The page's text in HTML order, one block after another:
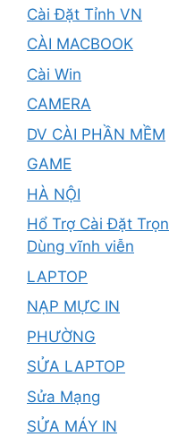
Cài Đặt Tỉnh VN
CÀI MACBOOK
Cài Win
CAMERA
DV CÀI PHẦN MỀM
GAME
HÀ NỘI
Hổ Trợ Cài Đặt
Dùng vĩnh viễn
LAPTOP
NẠP MỰC IN
PHƯỜNG
SỬA LAPTOP
Sửa Mạng
SỬA MÁY IN